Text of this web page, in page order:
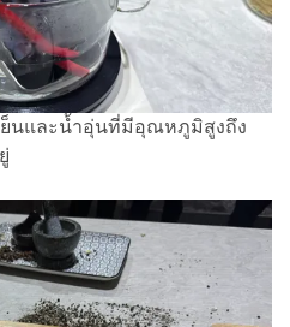
นและน้ำอุ่นที่มีอุณหภูมิสูงถึง